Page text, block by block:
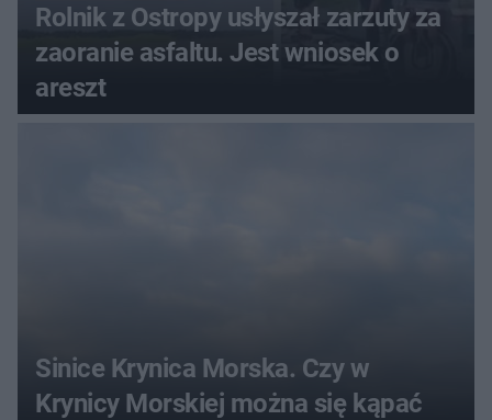
Rolnik z Ostropy usłyszał zarzuty za
zaoranie asfaltu. Jest wniosek o
areszt
Sinice Krynica Morska. Czy w
Krynicy Morskiej można się kąpać